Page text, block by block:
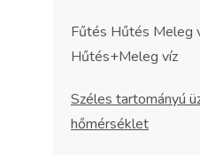
Fűtés Hűtés Meleg
Hűtés+Meleg víz
Széles tartományú
hőmérséklet